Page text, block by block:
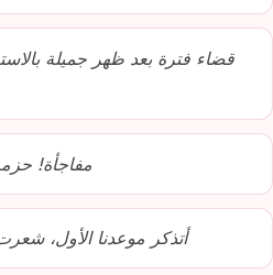
قضاء فترة بعد ظهر جميلة
مفاجأة!
أتذكر موعدنا الأول،